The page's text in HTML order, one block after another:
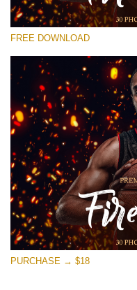
Por
Small 800*533px
Fire Sparks
(30 Overlays)
Large 6000*4000px
Bokeh Collection (650
Large 6000*4000px
Entire Collection
(1783 Overlays)
FREE DOWNLOAD
PURCHASE → $18